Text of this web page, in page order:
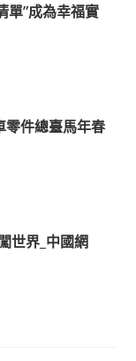
單”成為幸福實
零件總臺馬年春
世界_中國網